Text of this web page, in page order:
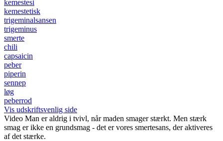
kemestesi
kemestetisk
trigeminalsansen
trigeminus
smerte
chili
capsaicin
peber
piperin
sennep
løg
peberrod
Vis udskriftsvenlig side
Video Man er aldrig i tvivl, når maden smager stærkt. Men stærk
smag er ikke en grundsmag - det er vores smertesans, der aktiveres
af det stærke.